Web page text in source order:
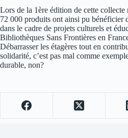
Lors de la 1ère édition de cette
72 000 produits ont ainsi pu bénéficier
dans le cadre de projets culturels et
Bibliothèques Sans Frontières en
Débarrasser les étagères tout en
solidarité, c’est pas mal comme
durable, non?